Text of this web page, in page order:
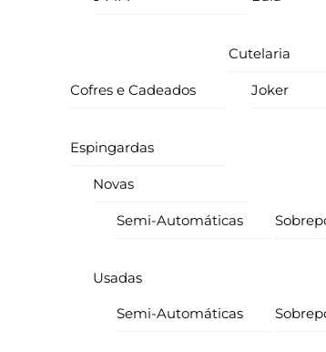
Cofres e Cadeados
Cutelaria
Joker
Espingardas
Novas
Semi-Automáticas
Usadas
Semi-Automáticas